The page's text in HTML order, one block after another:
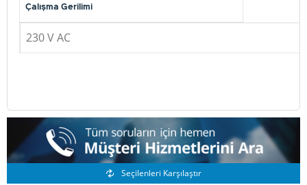
Çalışma Gerilimi
230 V AC
Benzer Ürünler
Seçilenleri Karşılaştır